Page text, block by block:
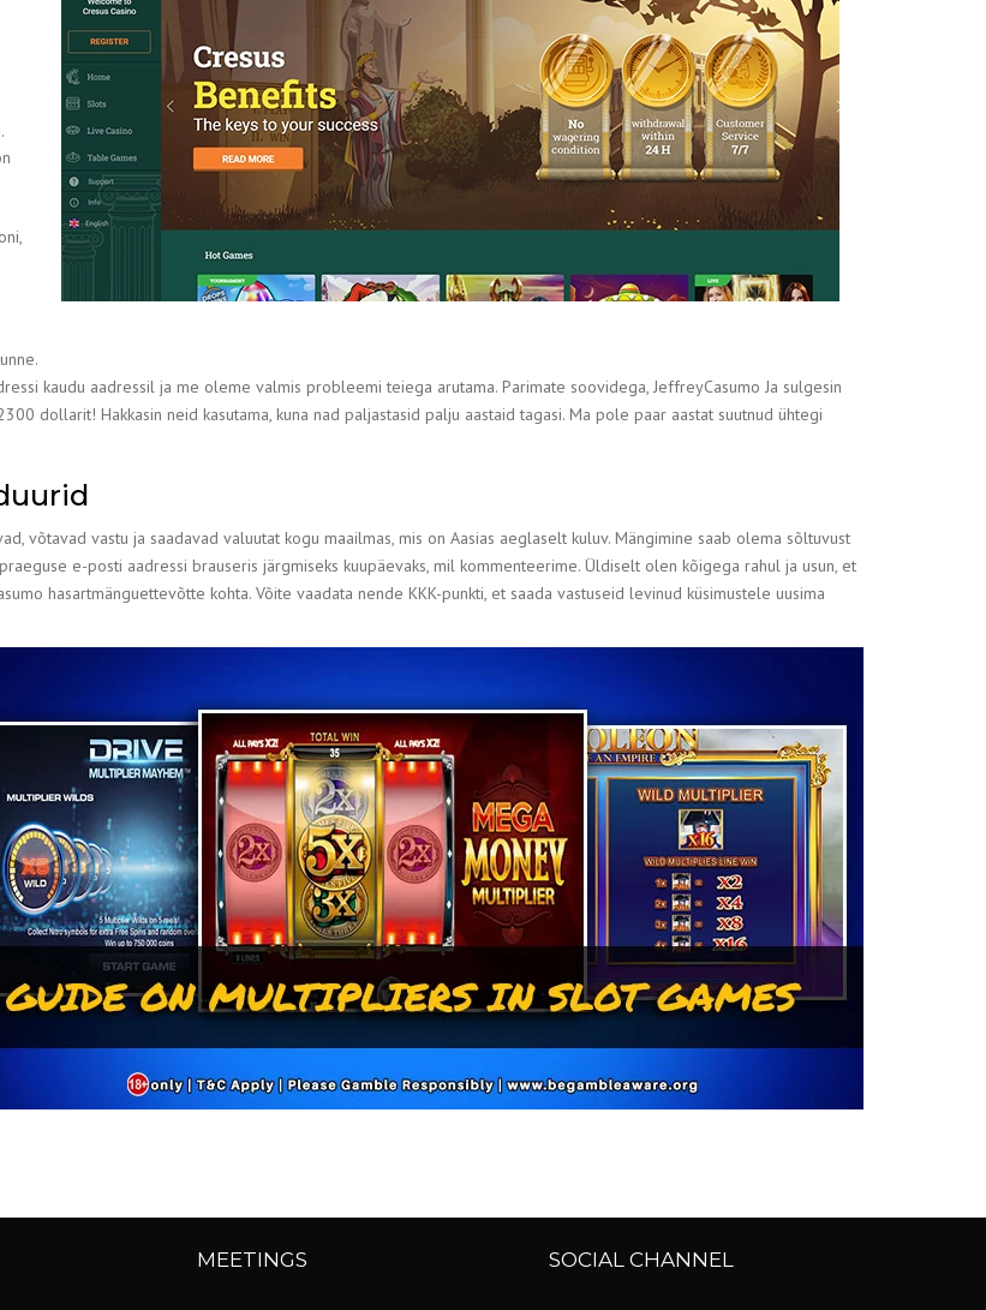
kaudu aadressil ja me oleme valmis probleemi teiega arutama. Parimate soovidega, JeffreyCasumo Ja sulgesin
dollarit! Hakkasin neid kasutama, kuna nad paljastasid palju aastaid tagasi. Ma pole paar aastat suutnud ühtegi
võtavad vastu ja saadavad valuutat kogu maailmas, mis on Aasias aeglaselt kuluv. Mängimine saab olema sõltuvust
e-posti aadressi brauseris järgmiseks kuupäevaks, mil kommenteerime. Üldiselt olen kõigega rahul ja usun, et
hasartmänguettevõtte kohta. Võite vaadata nende KKK-punkti, et saada vastuseid levinud küsimustele uusima
MEETINGS SOCIAL CHANNEL